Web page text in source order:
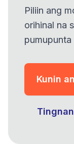
Piliin ang
orihinal na
pumupunta
Kunin